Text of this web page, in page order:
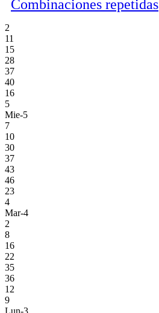
Combinaciones repetidas
2
11
15
28
37
40
16
5
Mie-5
7
10
30
37
43
46
23
4
Mar-4
2
8
16
22
35
36
12
9
Lun-3